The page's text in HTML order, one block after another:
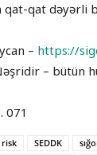
qat-qat dəyərli
– https://
– bütün
071
risk SEDDK